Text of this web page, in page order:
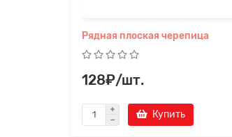
Рядная плоская черепица
128₽/шт.
Купить